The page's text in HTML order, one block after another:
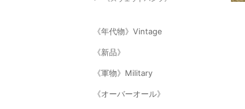
《年代物》Vintage
《新品》
《軍物》Military
《オーバーオール》